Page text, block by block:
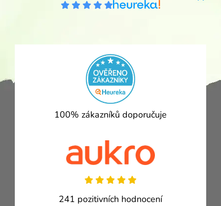
100% zákazníků doporučuje
241 pozitivních hodnocení